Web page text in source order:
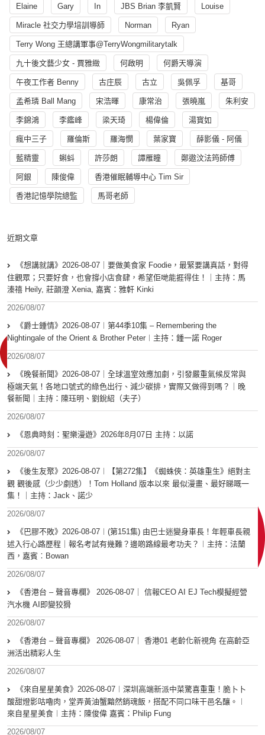
Elaine Gary In JBS Brian 李凱賢 Louise
Miracle 社交力學培訓導師 Norman Ryan
Terry Wong 王總講軍事@TerryWongmilitarytalk
九十後文藝少女 - 賈雅緻 何啟明 何爵天導演
午夜工作者 Benny 古庄辰 古立 吳佩孚 基哥
孟希璘 Ball Mang 宋浩暉 康常治 張曉嵐 朱利安
李錦鴻 李鑑峰 梁天琦 楊偉倫 湯寳如
瘋中三子 羅倫斯 羅海憫 葉家寶 薛影儀 - 阿儀
藍精靈 蝌蚪 許莎朗 譚雁瞳 鄭遨汶法筠師傅
阿銀 陳俊偉 香港催眠輔導中心 Tim Sir
香港記憶學院總監 馬哥老師
近期文章
《想講就講》2026-08-07｜要做美食家 Foodie，最緊要講真話，對得
住觀眾；只要好食，也會撐小店食肆，希望佢哋能捱得住！｜主持：馬
溱禧 Heily, 莊韻澄 Xenia, 嘉賓：雅軒 Kinki
2026/08/07
《爵士鍾情》2026-08-07︱第44季10集 – Remembering the
Nightingale of the Orient & Brother Peter︱主持：鍾一諾 Roger
2026/08/07
《晚餐新聞》2026-08-07｜全球溫室效應加劇，引發嚴重氣候反常與
極端天氣！各地口號式的綠色出行、減少碳排，實際又做得到嗎？｜晚
餐新聞｜主持：陳珏明、劉銳紹（夫子）
2026/08/07
《恩典時刻：聖樂漫遊》2026年8月07日 主持：以諾
2026/08/07
《後生友聚》2026-08-07︱【第272集】《蜘蛛俠：英雄重生》絕對主
觀 觀後感（少少劇透）！Tom Holland 版本以來 最似漫畫、最好睇嘅一
集！｜主持：Jack、諾少
2026/08/07
《巴膠不敗》2026-08-07︱(第151集) 由巴士迷變身車長！年輕車長親
述入行心路歷程｜報名考試有幾難？邊啲路線最考功夫？︱主持：法蘭
西，嘉賓︰Bowan
2026/08/07
《香港台 – 聲音專欄》 2026-08-07｜ 信報CEO AI EJ Tech模擬經營
汽水機 AI即變狡猾
2026/08/07
《香港台 – 聲音專欄》 2026-08-07｜ 香港01 老齡化新視角 在高齡亞
洲活出精彩人生
2026/08/07
《來自星星美食》2026-08-07︱深圳高端新派中菜驚喜重重！脆卜卜
酸甜燈影咕嚕肉，堂弄黃油蟹黯然銷魂飯，搭配不同口味干邑名釀。︱
來自星星美食︱主持：陳俊偉 嘉賓：Philip Fung
2026/08/07